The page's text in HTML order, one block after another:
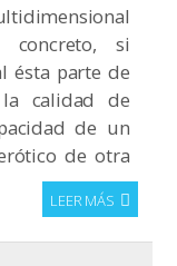
concreto, si
ésta parte de
calidad de
de un
de otra
LEER MÁS